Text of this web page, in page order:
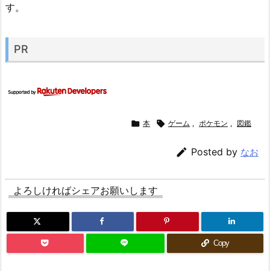
す。
PR
 本  ゲーム , ポケモン , 図鑑
 Posted by なお
よろしければシェアお願いします
Copy